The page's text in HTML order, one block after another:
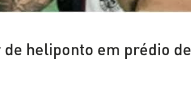
heliponto em prédio de